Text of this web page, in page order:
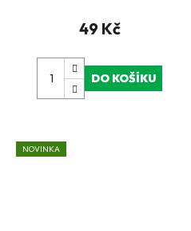
49 Kč
DO KOŠÍKU
NOVINKA